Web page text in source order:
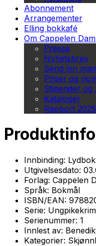
Abonnement
Arrangementer
Elling bokkafé
Om Cappelen
Presse
Nyhetsbrev
Send inn
Priser og
Stipender og
Kataloger
Rapport 2025
Innbinding: Lydbok
Utgivelsesdato:
Forlag: Cappelen
Språk: Bokmål
ISBN/EAN:
Serie: Ungpikekrim
Serienummer: 1
Innlest av:
Kategorier: